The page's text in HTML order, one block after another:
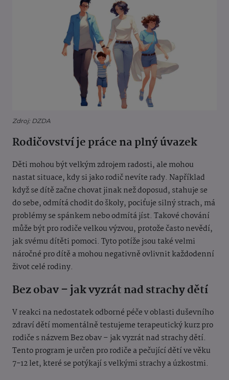
Zdroj: DZDA
Rodičovství je práce na plný úvazek
Děti mohou být velkým zdrojem radosti, ale mohou
nastat situace, kdy si jako rodič nevíte rady. Například
když se dítě začne chovat jinak než doposud, stahuje se
do sebe, odmítá chodit do školy, pociťuje silný strach, má
problémy se spánkem nebo odmítá jíst. Takové chování
může být pro rodiče velkou výzvou, protože často nevědí,
jak svému dítěti pomoci. Tyto potíže jsou také velmi
náročné pro dítě a mohou negativně ovlivnit každodenní
život celé rodiny.
Bez obav – jak vyzrát nad strachy dětí
V reakci na nedostatek odborné péče v oblasti duševního
zdraví dětí momentálně testujeme terapeutický kurz pro
rodiče s názvem Bez obav – jak vyzrát nad strachy dětí.
Tento program je určen pro rodiče a pečující dětí ve věku
7-12 let, které se potýkají s velkými strachy a úzkostmi.